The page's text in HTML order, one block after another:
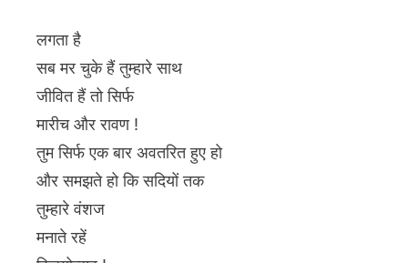
लगता है
सब मर चुके हैं तुम्हारे साथ
जीवित हैं तो सिर्फ
मारीच और रावण !
तुम सिर्फ एक बार अवतरित हुए हो
और समझते हो कि सदियों तक
तुम्हारे वंशज
मनाते रहें